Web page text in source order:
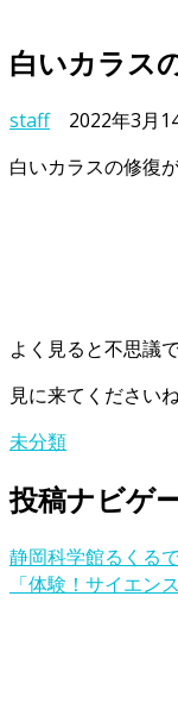
白いカラス
staff 2022年3月
白いカラスの修復
よく見ると不思議
見に来てくださいね
未分類
投稿ナビゲ
静岡科学館るくる
「体験！サイエン